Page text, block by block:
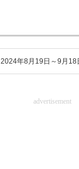
2024年8月19日～9月18
advertisement